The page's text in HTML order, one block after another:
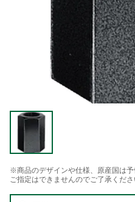
※商品のデザインや仕様、原産国は予
ご指定はできませんのでご了承くださ